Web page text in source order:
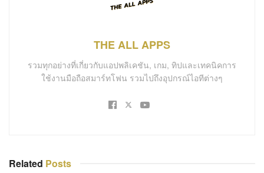
THE ALL APPS
รวมทุกอย่างที่เกี่ยวกับแอปพลิเคชัน, เกม, ทิปและเทคนิคการ
ใช้งานมือถือสมาร์ทโฟน รวมไปถึงอุปกรณ์ไอทีต่างๆ
Related Posts